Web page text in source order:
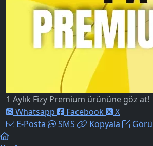
1 Aylık Fizy Premium ürününe göz at!
Whatsapp
Facebook
X
E-Posta
SMS Kopyala